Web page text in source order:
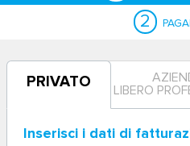
2
PRIVATO
LIBERO
Inserisci i dati di